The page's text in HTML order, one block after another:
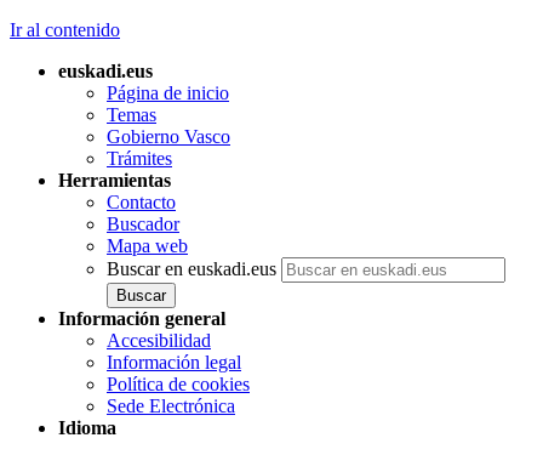
Ir al contenido
euskadi.eus
Página de inicio
Temas
Gobierno Vasco
Trámites
Herramientas
Contacto
Buscador
Mapa web
Buscar en euskadi.eus
Información general
Accesibilidad
Información legal
Política de cookies
Sede Electrónica
Idioma